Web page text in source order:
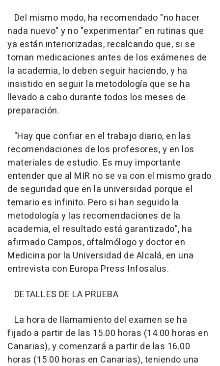
Del mismo modo, ha recomendado "no hacer
nada nuevo" y no "experimentar" en rutinas que
ya están interiorizadas, recalcando que, si se
toman medicaciones antes de los exámenes de
la academia, lo deben seguir haciendo, y ha
insistido en seguir la metodología que se ha
llevado a cabo durante todos los meses de
preparación.
"Hay que confiar en el trabajo diario, en las
recomendaciones de los profesores, y en los
materiales de estudio. Es muy importante
entender que al MIR no se va con el mismo grado
de seguridad que en la universidad porque el
temario es infinito. Pero si han seguido la
metodología y las recomendaciones de la
academia, el resultado está garantizado", ha
afirmado Campos, oftalmólogo y doctor en
Medicina por la Universidad de Alcalá, en una
entrevista con Europa Press Infosalus.
DETALLES DE LA PRUEBA
La hora de llamamiento del examen se ha
fijado a partir de las 15.00 horas (14.00 horas en
Canarias), y comenzará a partir de las 16.00
horas (15.00 horas en Canarias), teniendo una